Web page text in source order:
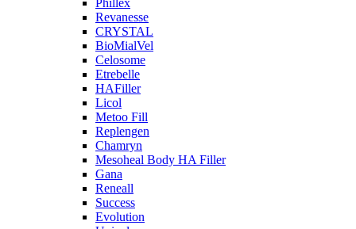
Phillex
Revanesse
CRYSTAL
BioMialVel
Celosome
Etrebelle
HAFiller
Licol
Metoo Fill
Replengen
Chamryn
Mesoheal Body HA Filler
Gana
Reneall
Success
Evolution